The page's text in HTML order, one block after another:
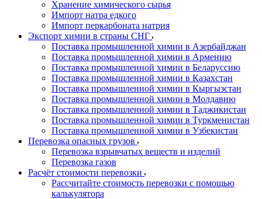
Хранение химического сырья
Импорт натра едкого
Импорт перкарбоната натрия
Экспорт химии в страны СНГ
Поставка промышленной химии в Азербайджан
Поставка промышленной химии в Армению
Поставка промышленной химии в Беларуссию
Поставка промышленной химии в Казахстан
Поставка промышленной химии в Кыргызстан
Поставка промышленной химии в Молдавию
Поставка промышленной химии в Таджикистан
Поставка промышленной химии в Туркменистан
Поставка промышленной химии в Узбекистан
Перевозка опасных грузов
Перевозка взрывчатых веществ и изделий
Перевозка газов
Расчёт стоимости перевозки
Рассчитайте стоимость перевозки с помощью
калькулятора